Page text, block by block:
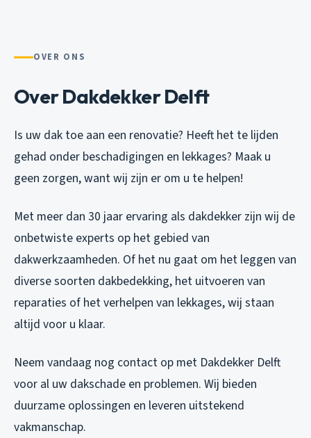
OVER ONS
Over Dakdekker Delft
Is uw dak toe aan een renovatie? Heeft het te lijden
gehad onder beschadigingen en lekkages? Maak u
geen zorgen, want wij zijn er om u te helpen!
Met meer dan 30 jaar ervaring als dakdekker zijn wij de
onbetwiste experts op het gebied van
dakwerkzaamheden. Of het nu gaat om het leggen van
diverse soorten dakbedekking, het uitvoeren van
reparaties of het verhelpen van lekkages, wij staan
altijd voor u klaar.
Neem vandaag nog contact op met Dakdekker Delft
voor al uw dakschade en problemen. Wij bieden
duurzame oplossingen en leveren uitstekend
vakmanschap.